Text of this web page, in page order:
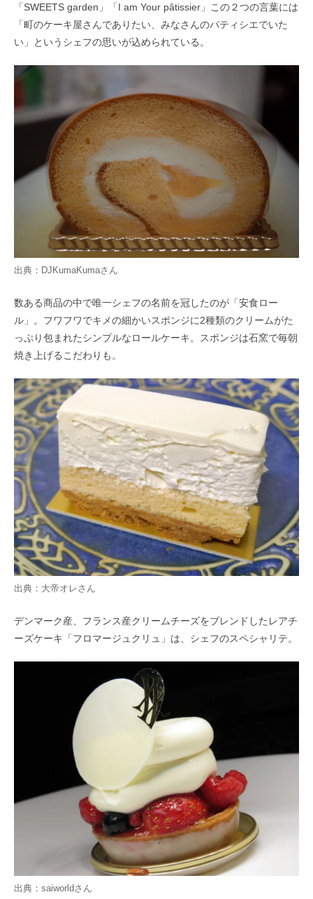
「SWEETS garden」「I am Your pâtissier」この２つの言葉には
「町のケーキ屋さんでありたい、みなさんのパティシエでいた
い」というシェフの思いが込められている。
出典： DJKumaKumaさん
数ある商品の中で唯一シェフの名前を冠したのが「安食ロー
ル」。フワフワでキメの細かいスポンジに2種類のクリームがた
っぷり包まれたシンプルなロールケーキ。スポンジは石窯で毎朝
焼き上げるこだわりも。
出典： 大帝オレさん
デンマーク産、フランス産クリームチーズをブレンドしたレアチ
ーズケーキ「フロマージュクリュ」は、シェフのスペシャリテ。
出典： saiworldさん